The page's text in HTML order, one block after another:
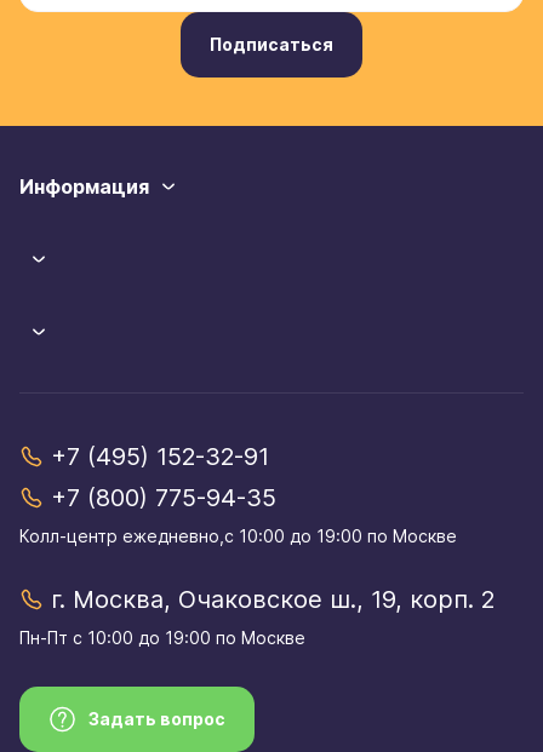
Подписаться
Информация
+7 (495) 152-32-91
+7 (800) 775-94-35
Колл-центр eжедневно,с 10:00 до 19:00 по Москве
г. Москва, Очаковское ш., 19, корп. 2
Пн-Пт с 10:00 до 19:00 по Москве
Задать вопрос